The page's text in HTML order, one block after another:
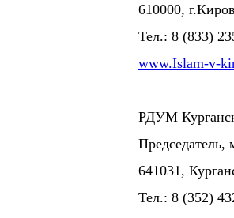
610000,
Тел.: 8 (833)
www.Islam-v-
РДУМ
Председатель,
641031,
Тел.: 8 (352)